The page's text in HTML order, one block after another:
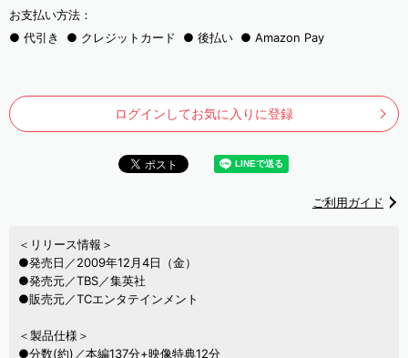
お支払い方法：
代引き
クレジットカード 後払い Amazon Pay
ログインしてお気に入りに登録
ご利用ガイド
＜リリース情報＞
●発売日／2009年12月4日（金）
●発売元／TBS／集英社
●販売元／TCエンタテインメント
＜製品仕様＞
●分数(約)／本編137分+映像特典12分